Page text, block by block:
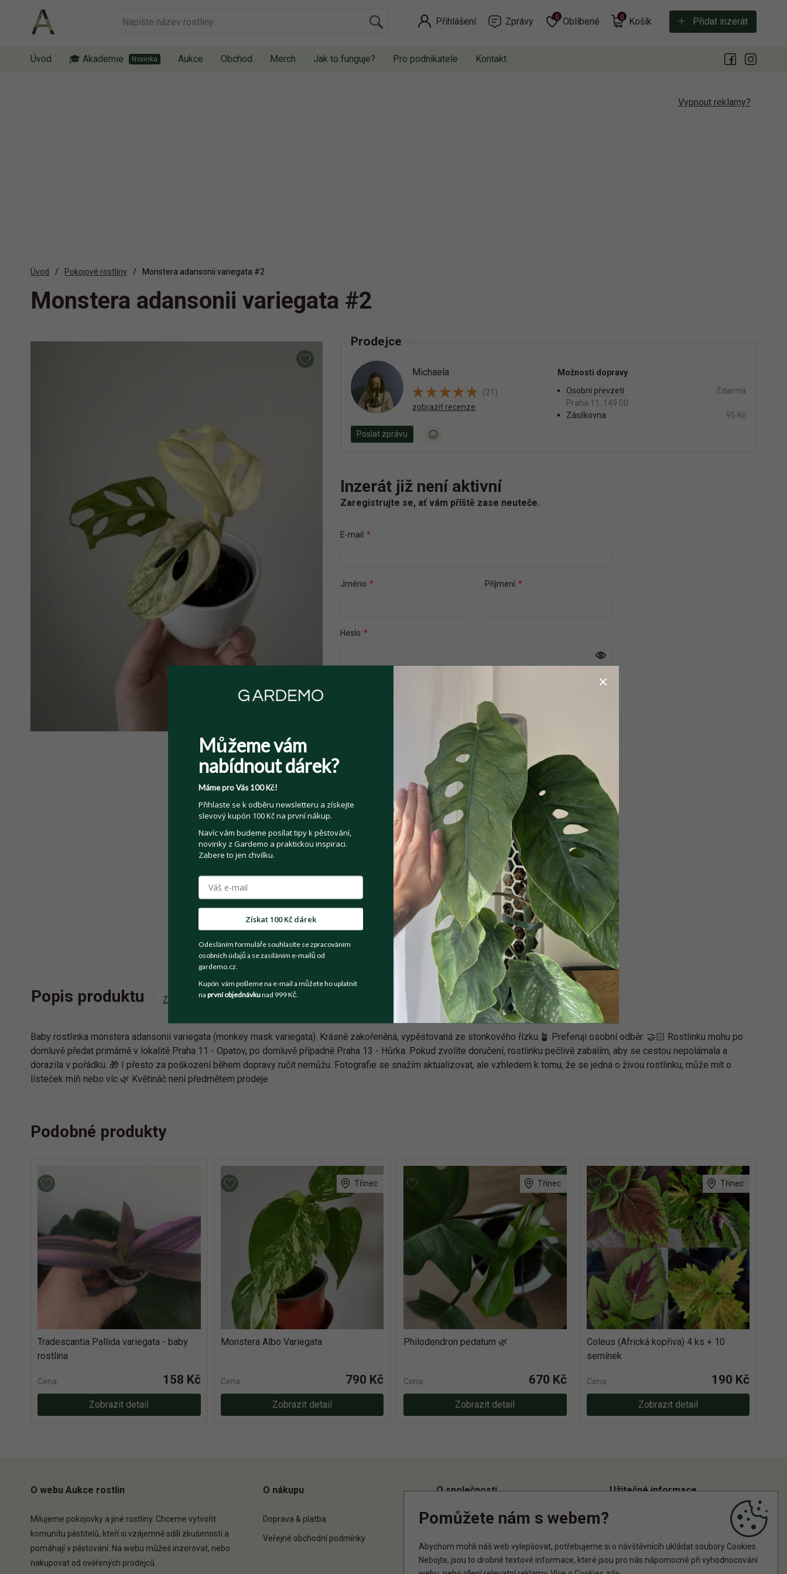
Přihlášení Zprávy Oblíbené
0 Košík
0 Přidat inzerát
Úvod 🎓 Akademie Aukce Obchod Merch Jak to funguje? Pro podnikatele Kontakt
Vypnout reklamy?
Úvod Pokojové rostliny Monstera adansonii variegata #2
Monstera adansonii variegata #2
Prodejce
Michaela
(21)
zobrazit recenze
Poslat zprávu
Možnosti dopravy
Osobní převzetí
Praha 11, 149 00
Zdarma
Zásilkovna 95 Kč
Inzerát již není aktivní
Zaregistrujte se, ať vám příště zase neuteče.
E-mail *
Jméno * Příjmení *
Heslo *
Souhlasím se zpracováním osobních údajů za účelem registrace.
Registrovat se
Facebook Twitter Email
Kategorie: Pokojové rostliny
Popis produktu Zeptat se prodejce
Baby rostlinka monstera adansonii variegata (monkey mask variegata). Krásně zakořeněná, vypěstovaná ze stonkového řízku.🪴 Preferuji osobní odběr. 🤝🏻 Rostlinku mohu po
domluvě předat primárně v lokalitě Praha 11 - Opatov, po domluvě případně Praha 13 - Hůrka. Pokud zvolíte doručení, rostlinku pečlivě zabalím, aby se cestou nepolámala a
dorazila v pořádku. 🎁 I přesto za poškození během dopravy ručit nemůžu. Fotografie se snažím aktualizovat, ale vzhledem k tomu, že se jedná o živou rostlinku, může mít o
lísteček míň nebo víc 🌿 Květináč není předmětem prodeje.
Podobné produkty
Tradescantia Pallida variegata - baby
rostlina
Cena: 158 Kč
Zobrazit detail
Třinec
Monstera Albo Variegata
Cena: 790 Kč
Zobrazit detail
Třinec
Philodendron pedatum 🌿
Cena: 670 Kč
Zobrazit detail
Třinec
Coleus (Africká kopřiva) 4 ks + 10
semínek
Cena: 190 Kč
Zobrazit detail
O webu Aukce rostlin
Milujeme pokojovky a jiné rostliny. Chceme vytvořit
komunitu pěstitelů, kteří si vzájemně sdílí zkušenosti a
pomáhají v pěstování. Na webu můžeš inzerovat, nebo
nakupovat od ověřených prodejců.
O nákupu
Doprava & platba
Veřejné obchodní podmínky
O společnosti
O nás
Užitečné informace
Informace o zpracování osobních údajů
Pomůžete nám s webem?
Abychom mohli náš web vylepšovat, potřebujeme si o návštěvnícíh ukládat soubory Cookies.
Nebojte, jsou to drobné textové informace, které jsou pro nás nápomocné při vyhodnocování
Můžeme vám
nabídnout dárek?
Máme pro Vás 100 Kč!
Přihlaste se k odběru newsletteru a získejte
slevový kupón 100 Kč na první nákup.
Navíc vám budeme posílat tipy k pěstování,
novinky z Gardemo a praktickou inspiraci.
Zabere to jen chvilku.
Získat 100 Kč dárek
Odesláním formuláře souhlasíte se zpracováním
osobních údajů a se zasíláním e-mailů od
gardemo.cz.
Kupón vám pošleme na e-mail a můžete ho uplatnit
na první objednávkunad 999 Kč.